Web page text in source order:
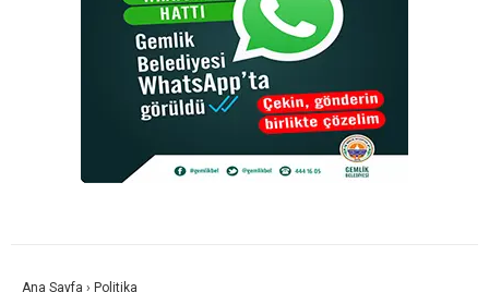
Ana Sayfa › Politika